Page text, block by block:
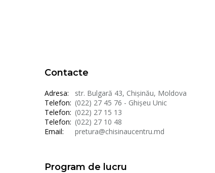
Contacte
Adresa:
str. Bulgară 43, Chișinău, Moldova
Telefon: (022) 27 45 76 - Ghișeu Unic
Telefon: (022) 27 15 13
Telefon: (022) 27 10 48
Email:
pretura@chisinaucentru.md
Program de lucru